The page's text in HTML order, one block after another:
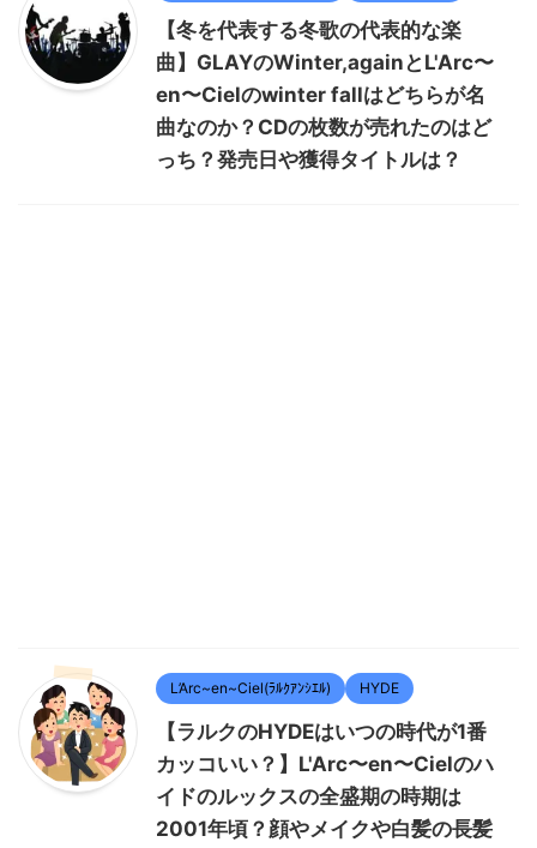
【冬を代表する冬歌の代表的な楽
曲】GLAYのWinter,againとL'Arc〜
en〜Cielのwinter fallはどちらが名
曲なのか？CDの枚数が売れたのはど
っち？発売日や獲得タイトルは？
L’Arc~en~Ciel(ﾗﾙｸｱﾝｼｴﾙ) HYDE
【ラルクのHYDEはいつの時代が1番
カッコいい？】L'Arc〜en〜Cielのハ
イドのルックスの全盛期の時期は
2001年頃？顔やメイクや白髪の長髪